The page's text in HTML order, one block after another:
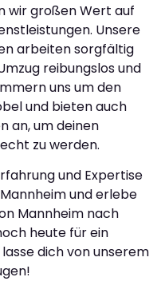
wir großen Wert auf
Unsere
arbeiten sorgfältig
reibungslos und
uns um den
und bieten auch
an, um deinen
zu werden.
und Expertise
und erlebe
Mannheim nach
heute für ein
dich von unserem